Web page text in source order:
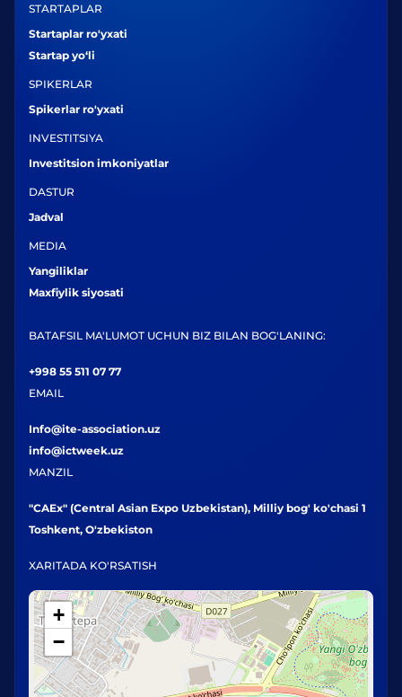
STARTAPLAR
Startaplar ro'yxati
Startap yo‘li
SPIKERLAR
Spikerlar ro'yxati
INVESTITSIYA
Investitsion imkoniyatlar
DASTUR
Jadval
MEDIA
Yangiliklar
Maxfiylik siyosati
BATAFSIL MA'LUMOT UCHUN BIZ BILAN BOG'LANING:
+998 55 511 07 77
EMAIL
Info@ite-association.uz
info@ictweek.uz
MANZIL
"CAEx" (Central Asian Expo Uzbekistan), Milliy bog' ko'chasi 1
Toshkent, O'zbekiston
XARITADA KO'RSATISH
+
−